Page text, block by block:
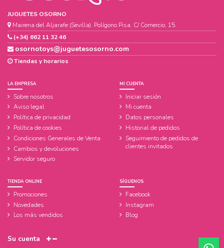
JUGUETES OSORNO
Mairena del Aljarafe (Sevilla). Polígono Pisa. C/ Comercio, 15.
(+34) 662 11 32 46
osornotoys@juguetesosorno.com
Tiendas y horarios
LA EMPRESA
Sobre nosotros
Aviso legal
Política de privacidad
Política de cookies
Condiciones Generales de Venta
Cambios y devoluciones
Servidor seguro
MI CUENTA
Iniciar sesión
Mi cuenta
Datos personales
Historial de pedidos
Seguimiento de pedidos de
clientes invitados
TIENDA ONLINE
Promociones
Novedades
Los más vendidos
SÍGUENOS
Facebook
Instagram
Blog
Su cuenta